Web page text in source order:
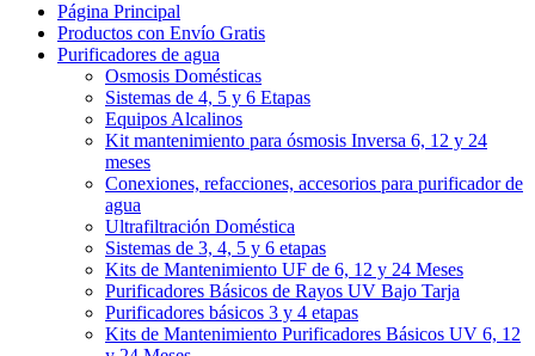
Página Principal
Productos con Envío Gratis
Purificadores de agua
Osmosis Domésticas
Sistemas de 4, 5 y 6 Etapas
Equipos Alcalinos
Kit mantenimiento para ósmosis Inversa 6, 12 y 24
meses
Conexiones, refacciones, accesorios para purificador de
agua
Ultrafiltración Doméstica
Sistemas de 3, 4, 5 y 6 etapas
Kits de Mantenimiento UF de 6, 12 y 24 Meses
Purificadores Básicos de Rayos UV Bajo Tarja
Purificadores básicos 3 y 4 etapas
Kits de Mantenimiento Purificadores Básicos UV 6, 12